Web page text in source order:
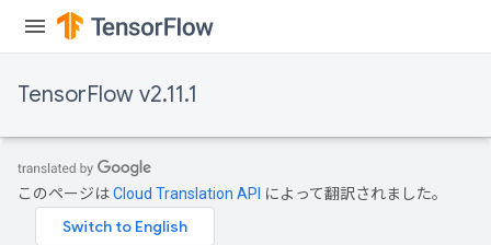
TensorFlow v2.11.1
このページはCloud Translation API によって翻訳されました。